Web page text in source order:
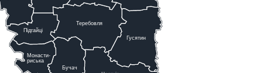
Теребовля
Бучач
Гусятин
Підгайці
Монасти-
риська